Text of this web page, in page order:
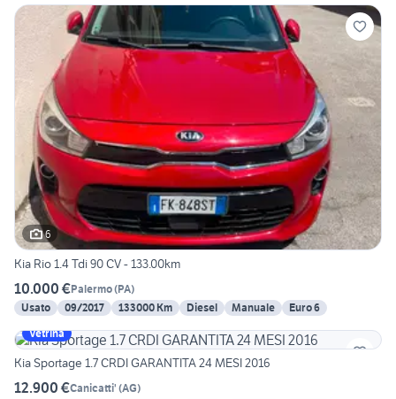
6
Kia Rio 1.4 Tdi 90 CV - 133.00km
10.000 €Palermo(PA)
Usato
09/2017 133000 Km Diesel Manuale
Euro 6
Vetrina
Kia Sportage 1.7 CRDI GARANTITA 24 MESI 2016
12.900 €Canicatti' (AG)